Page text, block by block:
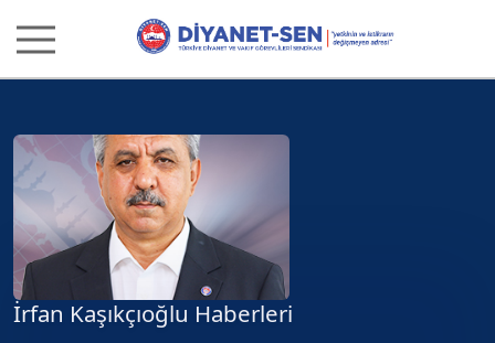
İrfan Kaşıkçıoğlu Haberleri